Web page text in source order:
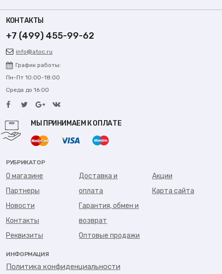
КОНТАКТЫ
+7 (499) 455-99-62
info@atoc.ru
График работы:
Пн-Пт 10:00-18:00
Среда до 16:00
МЫ ПРИНИМАЕМ К ОПЛАТЕ
РУБРИКАТОР
О магазине
Партнеры
Новости
Контакты
Реквизиты
Доставка и
оплата
Гарантия, обмен и
возврат
Оптовые продажи
Акции
Карта сайта
ИНФОРМАЦИЯ
Политика конфиденциальности